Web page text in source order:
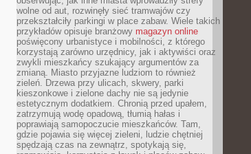
wolne od aut, rozwinęły sieć tramwajów czy
przekształciły parkingi w place zabaw. Wiele takich
przykładów opisuje branżowy magazyn online
poświęcony urbanistyce i mobilności, z którego
korzystają zarówno urzędnicy, jak i aktywiści oraz
zwykli mieszkańcy szukający argumentów za
zmianą. Miasto przyjazne ludziom to również
zieleń. Drzewa przy ulicach, skwery, parki
kieszonkowe i zielone dachy nie są jedynie
estetycznym dodatkiem. Chronią przed upałem,
zatrzymują wodę opadową, tłumią hałas i
poprawiają samopoczucie mieszkańców. Tam,
gdzie pojawia się więcej zieleni, ludzie chętniej
spędzają czas na zewnątrz, spotykają się,